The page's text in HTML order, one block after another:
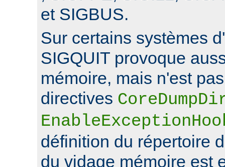
et SIGBUS.
Sur certains systèmes
SIGQUIT provoque
mémoire, mais n'est
directives
définition du répertoire
du vidage mémoire est